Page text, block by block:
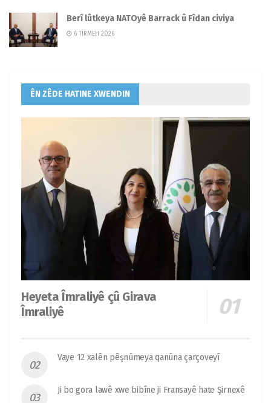
Berî lûtkeya NATOyê Barrack û Fîdan civiya
6 TÎRMEH 2026
ÊN ZÊDE HATINE XWENDIN
Heyeta Îmraliyê çû Girava
Îmraliyê
Vaye 12 xalên pêşnûmeya qanûna çarçoveyî
Ji bo gora lawê xwe bibîne ji Fransayê hate Şirnexê